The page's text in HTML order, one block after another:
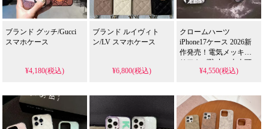
ブランド グッチ/Gucci
スマホケース
¥4,180(税込)
ブランド ルイヴィト
ン/LV スマホケース
¥6,800(税込)
クロームハーツ
iPhone17ケース 2026新
作発売！電気メッキク
リアキズ防止、大人可
愛い綺麗オシャレハイ
iPhone15/15pro/14pro/14plus/
全機種対応。芸能人も
愛用する人気ブラン
¥4,550(税込)